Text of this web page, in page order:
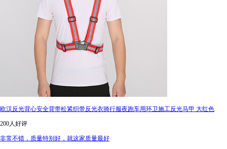
欧汉反光背心安全背带松紧织带反光衣骑行服夜跑车用环卫施工反光马甲 大红色
200人好评
非常不错，质量特别好，就这家质量最好